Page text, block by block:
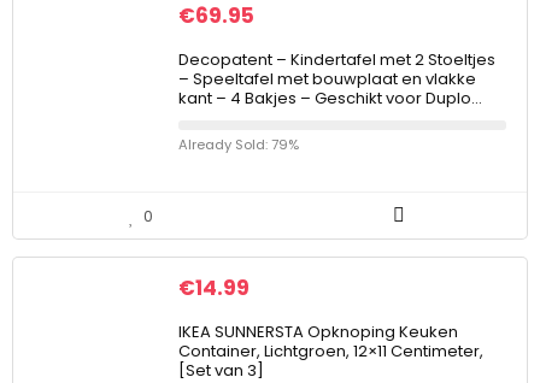
€69.95
Decopatent – Kindertafel met 2 Stoeltjes
– Speeltafel met bouwplaat en vlakke
kant – 4 Bakjes – Geschikt voor Duplo…
Already Sold: 79%
0
€14.99
IKEA SUNNERSTA Opknoping Keuken
Container, Lichtgroen, 12×11 Centimeter,
[Set van 3]